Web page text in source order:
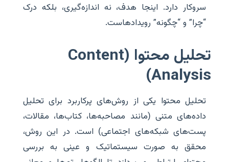
سروکار دارد. اینجا هدف، نه اندازه‌گیری، بلکه درک
“چرا” و “چگونه” رویدادهاست.
تحلیل محتوا (Content
Analysis)
تحلیل محتوا یکی از روش‌های پرکاربرد برای تحلیل
داده‌های متنی (مانند مصاحبه‌ها، کتاب‌ها، مقالات،
پست‌های شبکه‌های اجتماعی) است. در این روش،
محقق به صورت سیستماتیک و عینی به بررسی